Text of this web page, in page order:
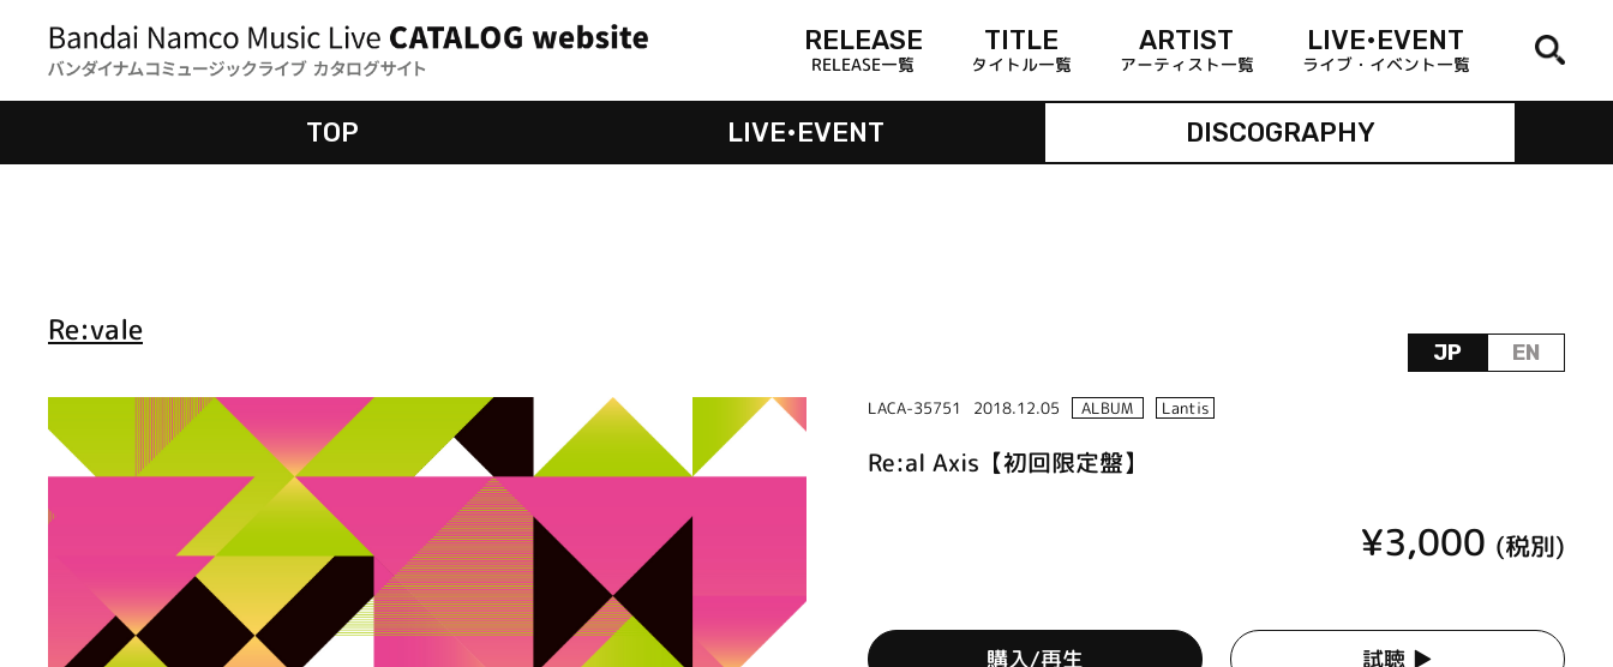
RELEASE
RELEASE一覧
TITLE
タイトル一覧
ARTIST
アーティスト一覧
LIVE•EVENT
ライブ・イベント一覧
TOP LIVE•EVENT DISCOGRAPHY
JP EN
Re:vale
LACA-35751 2018.12.05 ALBUM Lantis
Re:al Axis【初回限定盤】
¥3,000 (税別)
購入/再生 試聴 ▶︎